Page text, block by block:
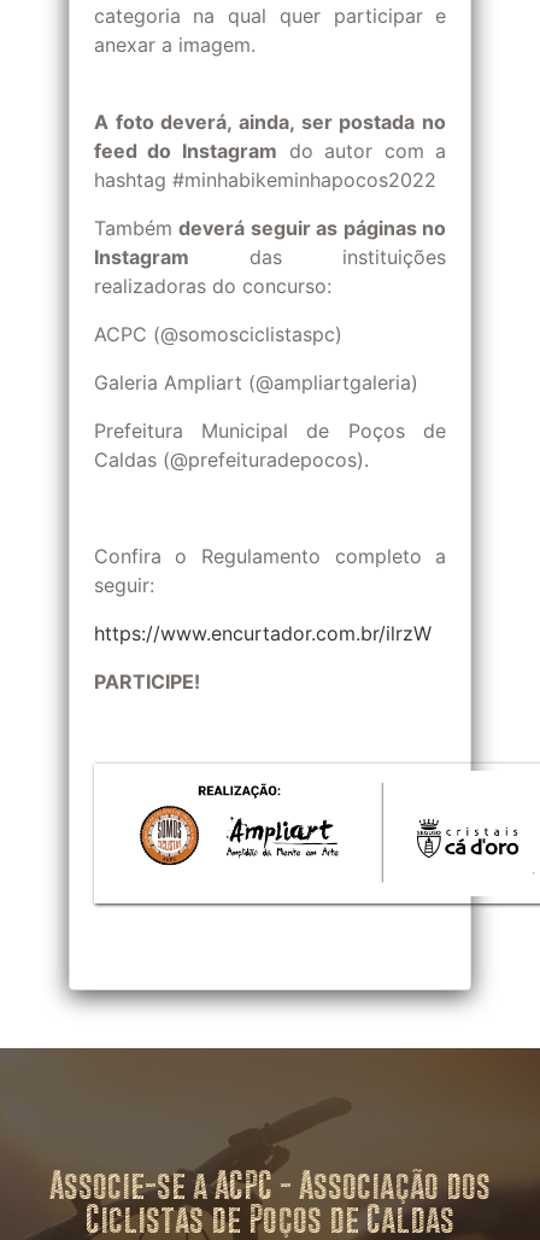
categoria na qual quer participar e
anexar a imagem.
A foto deverá, ainda, ser postada no
feed do Instagram do autor com a
hashtag #minhabikeminhapocos2022
Tambémdeverá seguir as páginas no
Instagram das instituições
realizadoras do concurso:
ACPC (@somosciclistaspc)
Galeria Ampliart (@ampliartgaleria)
Prefeitura Municipal de Poços de
Caldas (@prefeituradepocos).
Confira o Regulamento completo a
seguir:
https://www.encurtador.com.br/ilrzW
PARTICIPE!
Associe-se a ACPC - Associação dos
Ciclistas de Poços de Caldas